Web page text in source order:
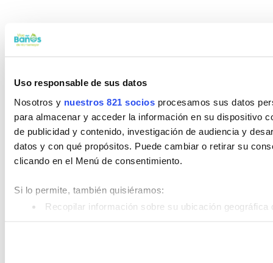
Uso responsable de sus datos
Nosotros y nuestros 821 socios procesamos sus datos
para almacenar y acceder la información en su dispositivo
de publicidad y contenido, investigación de audiencia y
datos y con qué propósitos. Puede cambiar o retirar su
clicando en el Menú de consentimiento.
Si lo permite, también quisiéramos:
Recopilar información sobre su ubicación